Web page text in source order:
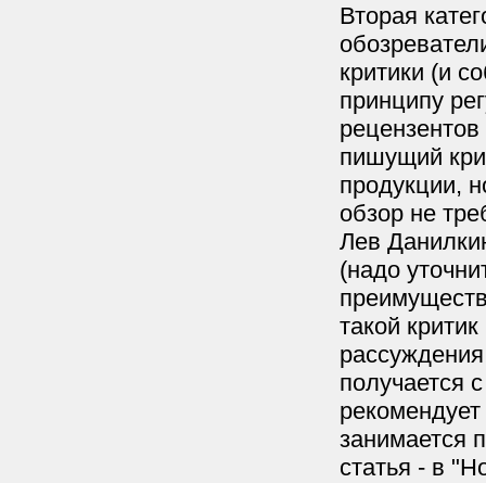
Вторая
критики (и
принципу
пишущий
продукции,
обзор не
Лев
(надо
такой
получается
занимается
статья - в